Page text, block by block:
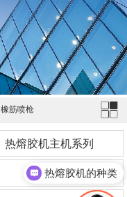
橡筋喷枪
热熔胶机主机系列
香水机
热熔胶机的种类